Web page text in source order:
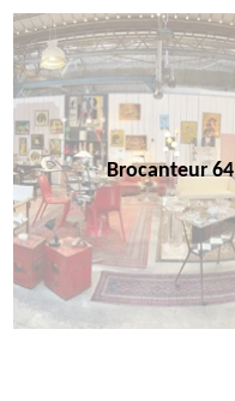
Brocanteur 64